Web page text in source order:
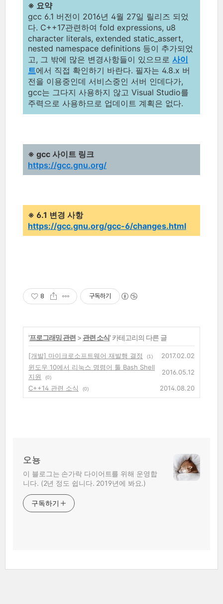
※ 요약
gcc 6.1 버전이 2016년 4월 27일 릴리즈 되었
다. C++17관련하여 fold expressions, u8
character literals, extended static_assert,
nested namespace definitions 등이 추가되었
고, 그 밖에 많은 변경사항들이 있으므로 사이
트에서 직접 확인하기 바란다. 필자는 4.8.x 버
전을 이용중인데 서비스중인 서버 인데다가,
gcc는 그다지 사용하지 않고 Visual Studio를
주력으로 사용하므로 업데이트 계획은 없다.
※ gcc 사이트 링크
https://gcc.gnu.org/
※ 6.1 변경 사항
https://gcc.gnu.org/gcc-6/changes.html
8 구독하기
'프로그래밍 관련 > 관련 소식' 카테고리의 다른 글
[개발] 마이크로소프트웨어 재발행 결정 (1)
2017.02.02
윈도우 10에서 리눅스 명령어 툴 Bash Shell
지원
(0)
2016.05.12
C++14 관련 소식
(0) 2014.08.20
오뇽
이 블로그는 손가락 다이어트를 위해 운영합
니다. (2년 정도 쉽니다. 2019년에 봐요.)
구독하기